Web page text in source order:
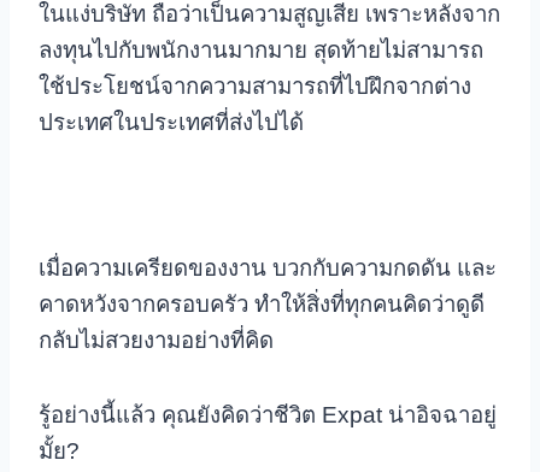
ในแง่บริษัท ถือว่าเป็นความสูญเสีย เพราะหลังจาก
ลงทุนไปกับพนักงานมากมาย สุดท้ายไม่สามารถ
ใช้ประโยชน์จากความสามารถที่ไปฝึกจากต่าง
ประเทศในประเทศที่ส่งไปได้
เมื่อความเครียดของงาน บวกกับความกดดัน และ
คาดหวังจากครอบครัว ทำให้สิ่งที่ทุกคนคิดว่าดูดี
กลับไม่สวยงามอย่างที่คิด
รู้อย่างนี้แล้ว คุณยังคิดว่าชีวิต Expat น่าอิจฉาอยู่
มั้ย?